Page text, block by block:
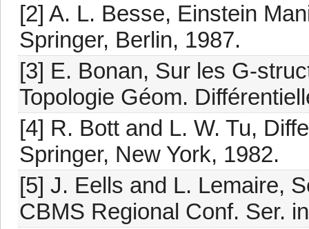
[2] A. L. Besse, Einstein
Springer, Berlin, 1987.
[3] E. Bonan, Sur les G-
Topologie Géom.
[4] R. Bott and L. W. Tu,
Springer, New York, 1982.
[5] J. Eells and L. Lemaire,
CBMS Regional Conf. Ser.